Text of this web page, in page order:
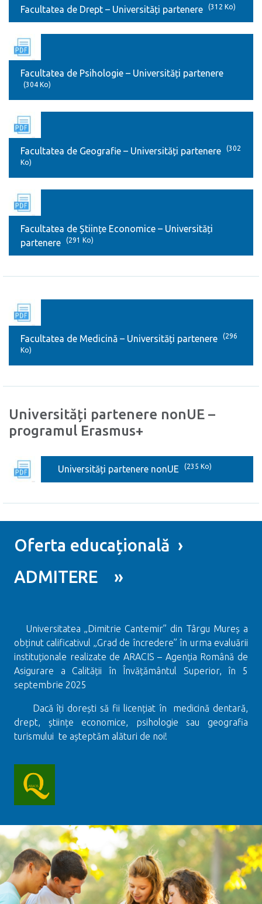
Facultatea de Drept – Universități partenere (312 Ko)
Facultatea de Psihologie – Universități partenere
(304 Ko)
Facultatea de Geografie – Universități partenere
(302
Ko)
Facultatea de Științe Economice – Universități
partenere
(291 Ko)
Facultatea de Medicină – Universități partenere
(296
Ko)
Universități partenere nonUE –
programul Erasmus+
Universități partenere nonUE (235 Ko)
Oferta educațională ›
ADMITERE »
Universitatea „Dimitrie Cantemir” din Târgu Mureș a
obținut calificativul „Grad de încredere” în urma evaluării
instituționale realizate de ARACIS – Agenția Română de
Asigurare a Calității în Învățământul Superior, în 5
septembrie 2025
Dacă îți dorești să fii licențiat în medicină dentară,
drept, științe economice, psihologie sau geografia
turismului te așteptăm alături de noi!